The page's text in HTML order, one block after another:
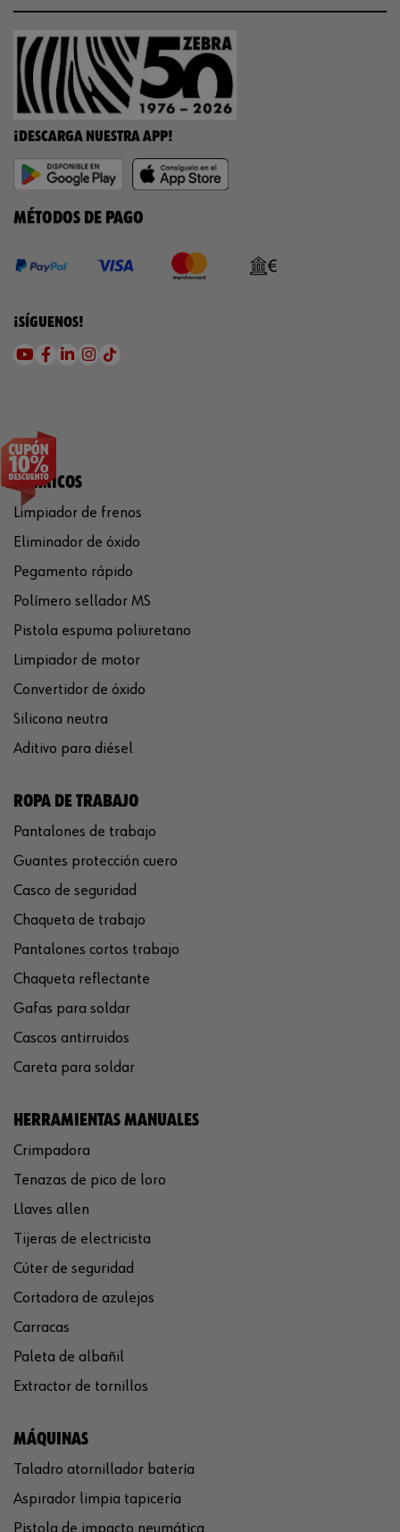
¡DESCARGA NUESTRA APP!
MÉTODOS DE PAGO
¡SÍGUENOS!
QUÍMICOS
Limpiador de frenos
Eliminador de óxido
Pegamento rápido
Polímero sellador MS
Pistola espuma poliuretano
Limpiador de motor
Convertidor de óxido
Silicona neutra
Aditivo para diésel
ROPA DE TRABAJO
Pantalones de trabajo
Guantes protección cuero
Casco de seguridad
Chaqueta de trabajo
Pantalones cortos trabajo
Chaqueta reflectante
Gafas para soldar
Cascos antirruidos
Careta para soldar
HERRAMIENTAS MANUALES
Crimpadora
Tenazas de pico de loro
Llaves allen
Tijeras de electricista
Cúter de seguridad
Cortadora de azulejos
Carracas
Paleta de albañil
Extractor de tornillos
MÁQUINAS
Taladro atornillador batería
Aspirador limpia tapicería
Pistola de impacto neumática